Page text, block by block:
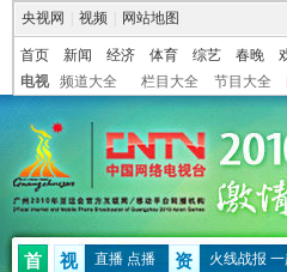
央视网 视频 网站地图
首页 新闻 经济 体育 综艺 春晚
电视
频道大全 栏目大全 节目大全
首
视
直播 点播
资
火线战报